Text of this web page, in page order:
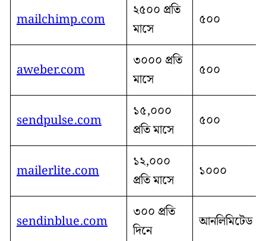
mailchimp.com
২৫০০ প্রতি
মাসে
৫০০
aweber.com
৩০০০ প্রতি
মাসে
৫০০
sendpulse.com
১৫,০০০
প্রতি মাসে
৫০০
mailerlite.com
১২,০০০
প্রতি মাসে
১০০০
sendinblue.com
৩০০ প্রতি
দিনে
আনলিমিটেড